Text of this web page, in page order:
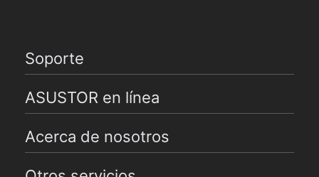
Soporte
ASUSTOR en línea
Acerca de nosotros